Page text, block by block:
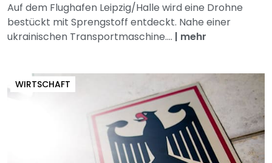
Auf dem Flughafen Leipzig/Halle wird eine Drohne
bestückt mit Sprengstoff entdeckt. Nahe einer
ukrainischen Transportmaschine.... | mehr
WIRTSCHAFT